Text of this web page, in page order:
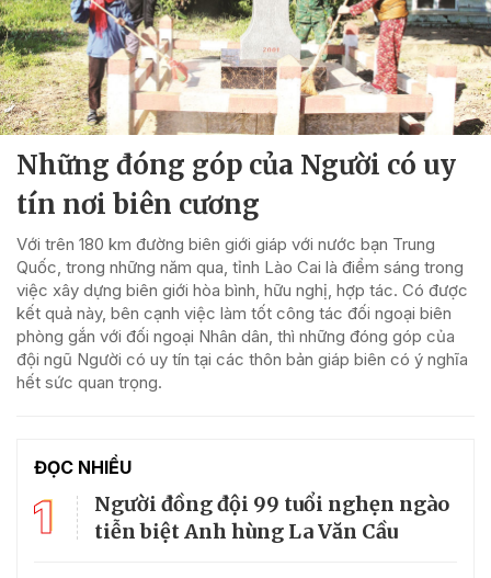
Những đóng góp của Người có uy
tín nơi biên cương
Với trên 180 km đường biên giới giáp với nước bạn Trung
Quốc, trong những năm qua, tỉnh Lào Cai là điểm sáng trong
việc xây dựng biên giới hòa bình, hữu nghị, hợp tác. Có được
kết quả này, bên cạnh việc làm tốt công tác đối ngoại biên
phòng gắn với đối ngoại Nhân dân, thì những đóng góp của
đội ngũ Người có uy tín tại các thôn bản giáp biên có ý nghĩa
hết sức quan trọng.
ĐỌC NHIỀU
1
Người đồng đội 99 tuổi nghẹn ngào
tiễn biệt Anh hùng La Văn Cầu